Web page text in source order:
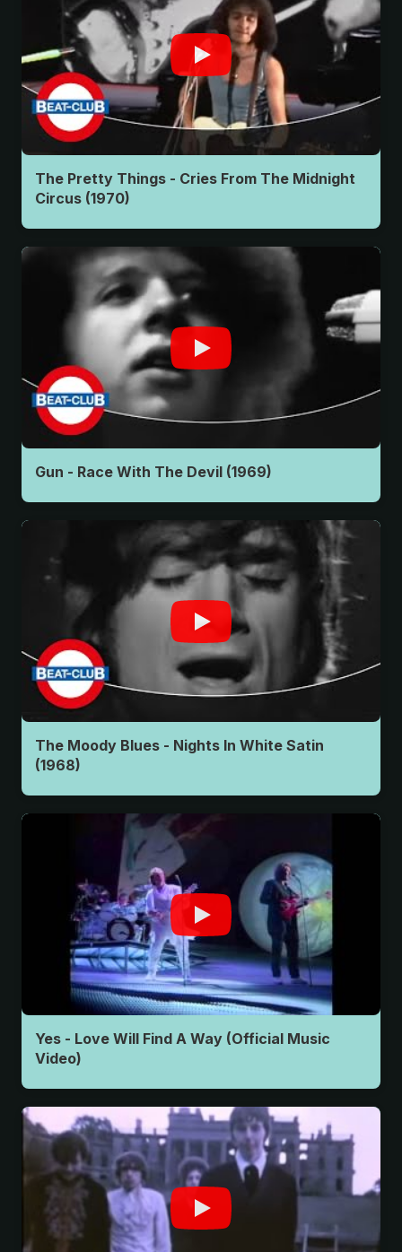
The Pretty Things - Cries From The Midnight
Circus (1970)
Gun - Race With The Devil (1969)
The Moody Blues - Nights In White Satin
(1968)
Yes - Love Will Find A Way (Official Music
Video)